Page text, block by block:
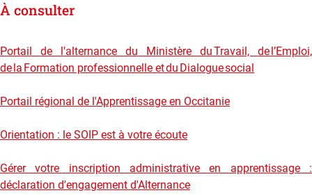
À consulter
Portail de l'alternance du Ministère du Travail, de l’Emploi,
de la Formation professionnelle et du Dialogue social
Portail régional de l'Apprentissage en Occitanie
Orientation : le SOIP est à votre écoute
Gérer votre inscription administrative en apprentissage :
déclaration d'engagement d'Alternance